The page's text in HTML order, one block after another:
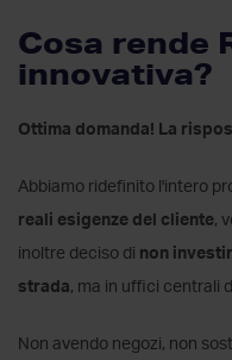
Cosa rende
innovativa?
Ottima domanda! La
Abbiamo ridefinito l'intero
reali esigenze del cliente,
inoltre deciso di non
strada, ma in uffici centrali
Non avendo negozi, non